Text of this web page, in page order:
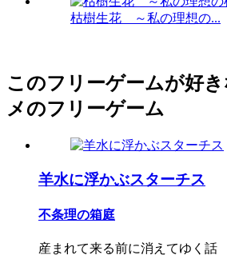
枯樹生花 ～私の理想の...
このフリーゲームが好
メのフリーゲーム
羊水に浮かぶスターチス
不条理の箱庭
産まれて来る前に消えてゆく話